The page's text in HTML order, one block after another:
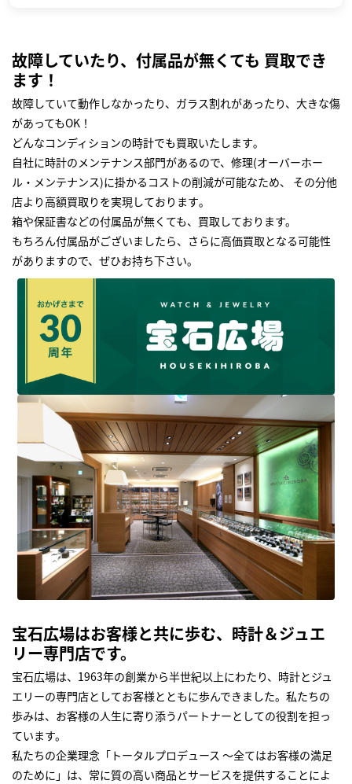
故障していたり、付属品が無くても 買取でき
ます！
故障していて動作しなかったり、ガラス割れがあったり、大きな傷
があってもOK！
どんなコンディションの時計でも買取いたします｡
自社に時計のメンテナンス部門があるので、修理(オーバーホー
ル・メンテナンス)に掛かるコストの削減が可能なため、 その分他
店より高額買取りを実現しております｡
箱や保証書などの付属品が無くても、買取しております。
もちろん付属品がございましたら、さらに高価買取となる可能性
がありますので、ぜひお持ち下さい｡
宝石広場はお客様と共に歩む、時計＆ジュエ
リー専門店です。
宝石広場は、1963年の創業から半世紀以上にわたり、時計とジュ
エリーの専門店としてお客様とともに歩んできました。私たちの
歩みは、お客様の人生に寄り添うパートナーとしての役割を担っ
ています。
私たちの企業理念「トータルプロデュース ～全てはお客様の満足
のために」は、常に質の高い商品とサービスを提供することによ